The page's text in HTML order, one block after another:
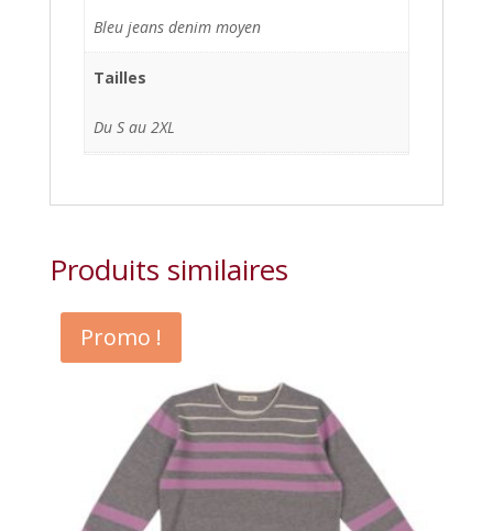
Bleu jeans denim moyen
Tailles
Du S au 2XL
Produits similaires
Promo !